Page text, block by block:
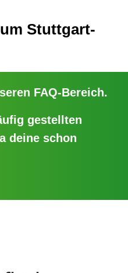
Stuttgart-
FAQ-Bereich.
gestellten
deine schon